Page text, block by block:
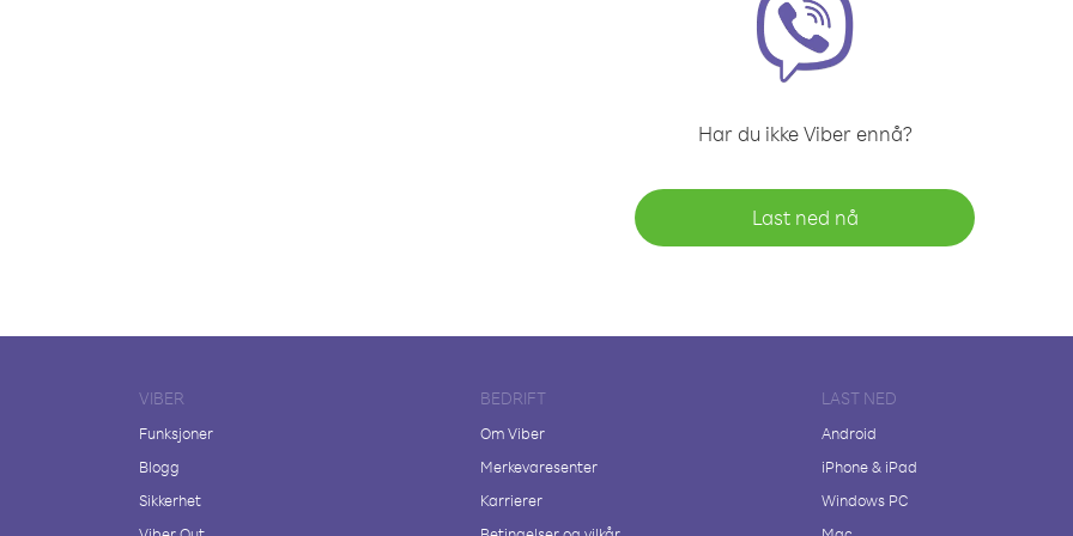
Har du ikke Viber ennå?
Last ned nå
VIBER
Funksjoner
Blogg
Sikkerhet
BEDRIFT
Om Viber
Merkevaresenter
Karrierer
LAST NED
Android
iPhone & iPad
Windows PC